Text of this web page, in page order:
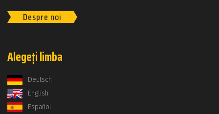
Despre noi
Alegeți limba
Deutsch
English
Español